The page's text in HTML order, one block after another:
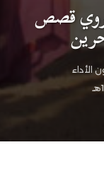
يروي قصص
الأداء